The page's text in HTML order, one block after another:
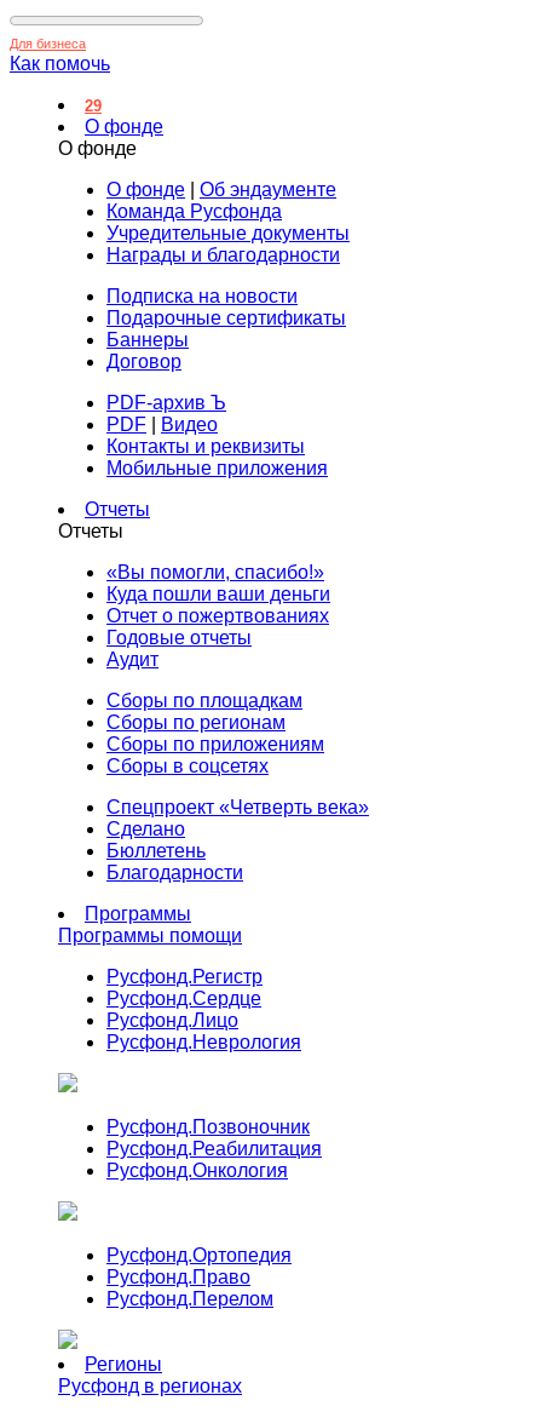
Для бизнеса
Как помочь
29
О фонде
О фонде
О фонде
Об эндаументе
Команда Русфонда
Учредительные документы
Награды и благодарности
Подписка на новости
Подарочные сертификаты
Баннеры
Договор
PDF-архив Ъ
PDF
Видео
Контакты и реквизиты
Мобильные приложения
Отчеты
Отчеты
«Вы помогли, спасибо!»
Куда пошли ваши деньги
Отчет о пожертвованиях
Годовые отчеты
Аудит
Сборы по площадкам
Сборы по регионам
Сборы по приложениям
Сборы в соцсетях
Спецпроект «Четверть века»
Сделано
Бюллетень
Благодарности
Программы
Программы помощи
Русфонд.Регистр
Русфонд.Сердце
Русфонд.Лицо
Русфонд.Неврология
Русфонд.Позвоночник
Русфонд.Реабилитация
Русфонд.Онкология
Русфонд.Ортопедия
Русфонд.Право
Русфонд.Перелом
Регионы
Русфонд в регионах